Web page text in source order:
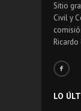
Sitio
Civil y
LO